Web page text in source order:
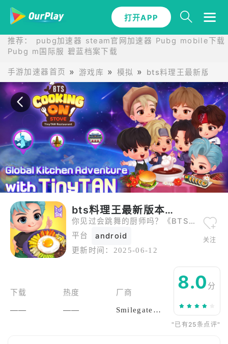
打开APP
推荐： pubg加速器 steam官网加速器 Pubg mobile下载
Pubg m国际服 碧蓝档案下载
手游加速器首页 游戏库 模拟 bts料理王最新版本安
打开APP
bts料理王最新版本安卓
你见过会跳舞的厨师吗？《BTS料理王》让你和BTS成员一起下厨，打造专属梦幻餐厅！边听他们的声音边制作美食，沉浸感十足，每个关卡都有成员互动，粉丝福利拉满！快来和BTS一起炒菜、上菜、赚金币，开启你的料理之旅吧！
平台
android
更新时间： 2025-06-12
关注
下载
——
热度
——
厂商
Smilegate Holdings, Inc
8.0 分
"已有25条点评"